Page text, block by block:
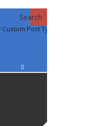
Search
Post Type